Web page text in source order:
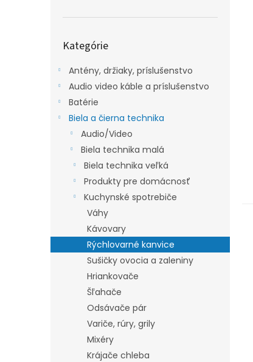
kategórie
Kategórie
Antény, držiaky, príslušenstvo
Audio video káble a príslušenstvo
Batérie
Biela a čierna technika
Audio/Video
Biela technika malá
Biela technika veľká
Produkty pre domácnosť
Kuchynské spotrebiče
Váhy
Kávovary
Rýchlovarné kanvice
Sušičky ovocia a zaleniny
Hriankovače
Šľahače
Odsávače pár
Variče, rúry, grily
Mixéry
Krájače chleba